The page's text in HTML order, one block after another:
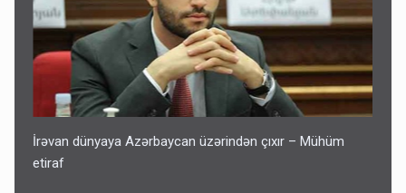
İrəvan dünyaya Azərbaycan üzərindən çıxır – Mühüm
etiraf